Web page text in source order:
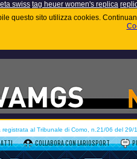
swiss tag heuer women's replica
questo sito utilizza cookies.
al Tribunale di Como, n.21/06 del 29/
COLLABORA CON LARIOSPORT